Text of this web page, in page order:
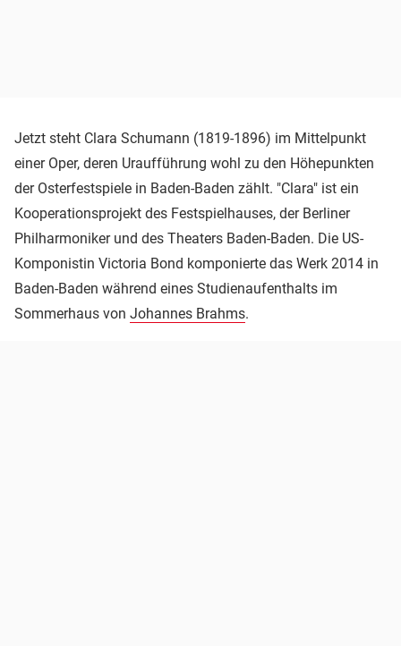
Jetzt steht Clara Schumann (1819-1896) im Mittelpunkt
einer Oper, deren Uraufführung wohl zu den Höhepunkten
der Osterfestspiele in Baden-Baden zählt. "Clara" ist ein
Kooperationsprojekt des Festspielhauses, der Berliner
Philharmoniker und des Theaters Baden-Baden. Die US-
Komponistin Victoria Bond komponierte das Werk 2014 in
Baden-Baden während eines Studienaufenthalts im
Sommerhaus von Johannes Brahms.